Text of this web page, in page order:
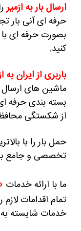
ارسال بار به ازمیر
حرفه ای آنی بار
بصورت حرفه ای
کنید.
باربری از ایران به
ماشین های ارسال
بسته بندی حرفه
از شکستگی
حمل بار را با
تخصصی و جامع با
ما با ارائه خدمات
تمام اقدامات
خدمات شایسته